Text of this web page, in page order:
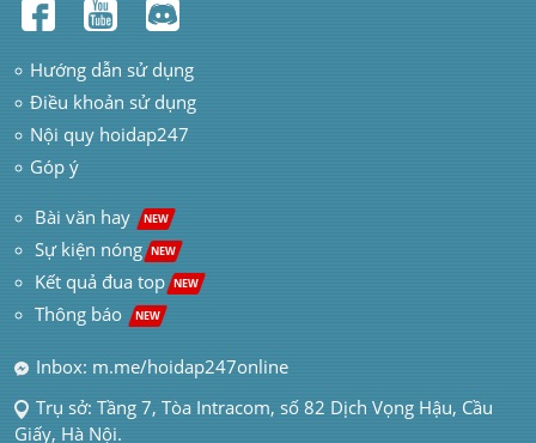
Hướng dẫn sử dụng
Điều khoản sử dụng
Nội quy hoidap247
Góp ý
Bài văn hay NEW
Sự kiện nóng NEW
Kết quả đua top NEW
Thông báo NEW
Inbox: m.me/hoidap247online
Trụ sở: Tầng 7, Tòa Intracom, số 82 Dịch Vọng Hậu, Cầu
Giấy, Hà Nội.